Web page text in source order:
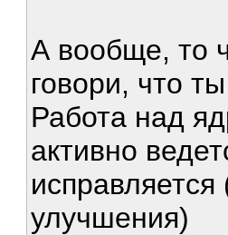
А вообще, то
говори, что
Работа над
активно
улучшения)